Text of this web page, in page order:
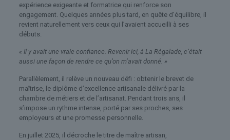
expérience exigeante et formatrice qui renforce son
engagement. Quelques années plus tard, en quête d’équilibre, il
revient naturellement vers ceux qui l’avaient accueilli à ses
débuts.
« Il y avait une vraie confiance. Revenir ici, à La Régalade, c’était
aussi une façon de rendre ce qu’on m’avait donné. »
Parallèlement, il relève un nouveau défi : obtenir le brevet de
maîtrise, le diplôme d’excellence artisanale délivré par la
chambre de métiers et de l’artisanat. Pendant trois ans, il
s’impose un rythme intense, porté par ses proches, ses
employeurs et une promesse personnelle.
En juillet 2025, il décroche le titre de maître artisan,